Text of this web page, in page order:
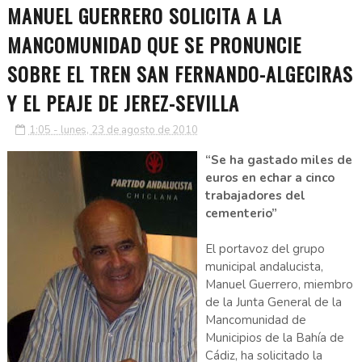
MANUEL GUERRERO SOLICITA A LA
MANCOMUNIDAD QUE SE PRONUNCIE
SOBRE EL TREN SAN FERNANDO-ALGECIRAS
Y EL PEAJE DE JEREZ-SEVILLA
1:05 - lunes, 23 de agosto de 2010
“Se ha gastado miles de
euros en echar a cinco
trabajadores del
cementerio”
El portavoz del grupo
municipal andalucista,
Manuel Guerrero, miembro
de la Junta General de la
Mancomunidad de
Municipios de la Bahía de
Cádiz, ha solicitado la